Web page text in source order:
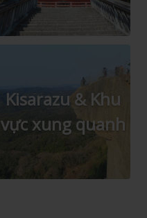
Kisarazu & Khu
vực xung quanh